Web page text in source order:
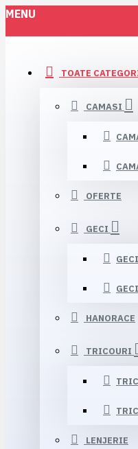
MENU
TOATE
CAMASI
OFERTE
GECI
HANORACE
TRICOURI
LENJERIE